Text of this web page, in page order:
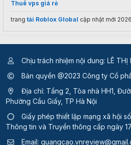
Thuê vps giá rẻ
trang tải Roblox Global cập nhật mới 2026
Chịu trách nhiệm nội dung: LÊ THỊ
Bản quyền @2023 Công ty Cổ
Địa chỉ: Tầng 2, Tòa nhà HH1,
Phường Cầu Giấy, TP Hà Nội
Giấy phép thiết lập mạng xã hội
Thông tin và Truyền thông cấp ngày
Email: